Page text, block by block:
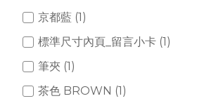
京都藍 (1)
標準尺寸內頁_留言小卡 (1)
筆夾 (1)
茶色 BROWN (1)